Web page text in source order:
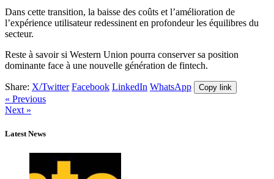
Dans cette transition, la baisse des coûts et l’amélioration de
l’expérience utilisateur redessinent en profondeur les équilibres du
secteur.
Reste à savoir si Western Union pourra conserver sa position
dominante face à une nouvelle génération de fintech.
Share: X/Twitter Facebook LinkedIn WhatsApp Copy link
« Previous
Next »
Latest News